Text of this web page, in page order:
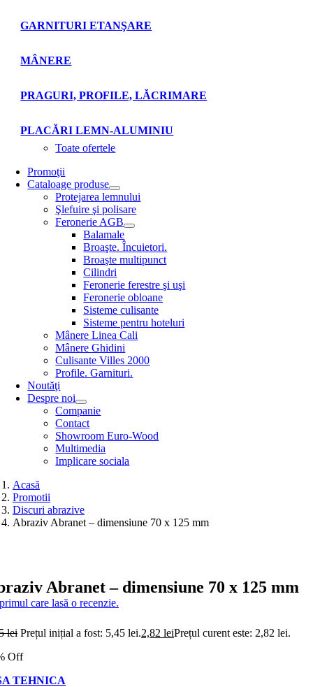
GARNITURI ETANŞARE
MÂNERE
PRAGURI, PROFILE, LĂCRIMARE
PLACĂRI LEMN-ALUMINIU
Toate ofertele
Promoţii
Cataloage produse
Protejarea lemnului
Şlefuire şi polisare
Feronerie AGB
Balamale
Broaşte. Încuietori.
Broaşte multipunct
Cilindri
Feronerie ferestre şi uşi
Feronerie obloane
Sisteme culisante
Sisteme pentru hoteluri
Mânere Linea Cali
Mânere Ghidini
Culisante Villes 2000
Profile. Garnituri.
Noutăţi
Despre noi
Companie
Contact
Showroom Euro-Wood
Multimedia
Implicare sociala
Acasă
Promotii
Discuri abrazive
Abraziv Abranet – dimensiune 70 x 125 mm
Abranet – dimensiune 70 x 125 mm
care lasă o recenzie.
lei Prețul inițial a fost: 5,45 lei.2,82 leiPrețul curent este: 2,82 lei.
Off
TEHNICA